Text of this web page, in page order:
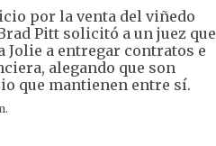
por la venta del viñedo
Pitt solicitó a un juez que
Jolie a entregar contratos e
alegando que son
que mantienen entre sí.